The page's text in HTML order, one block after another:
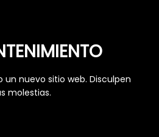
un nuevo sitio web. Disculpen
molestias.